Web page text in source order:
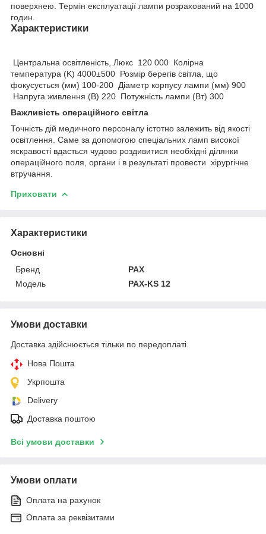
поверхнею. Термін експлуатації лампи розрахований на 1000
годин.
Характеристики
Центральна освітленість, Люкс 120 000 Колірна
температура (K) 4000±500 Розмір берегів світла, що
фокусується (мм) 100-200 Діаметр корпусу лампи (мм) 900
Напруга живлення (В) 220 Потужність лампи (Вт) 300
Важливість операційного світла
Точність дій медичного персоналу істотно залежить від якості
освітлення. Саме за допомогою спеціальних ламп високої
яскравості вдасться чудово роздивитися необхідні ділянки
операційного поля, органи і в результаті провести хірургічне
втручання.
Приховати
Характеристики
Основні
Бренд
PAX
Модель
PAX-KS 12
Умови доставки
Доставка здійснюється тільки по передоплаті.
Нова Пошта
Укрпошта
Delivery
Доставка поштою
Всі умови доставки
Умови оплати
Оплата на рахунок
Оплата за реквізитами